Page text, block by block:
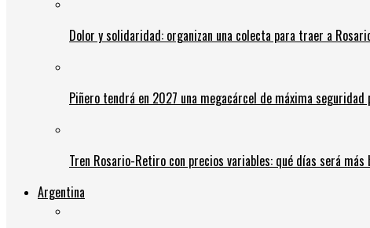
Dolor y solidaridad: organizan una colecta para traer a
Piñero tendrá en 2027 una megacárcel de máxima
Tren Rosario-Retiro con precios variables: qué días será más
Argentina